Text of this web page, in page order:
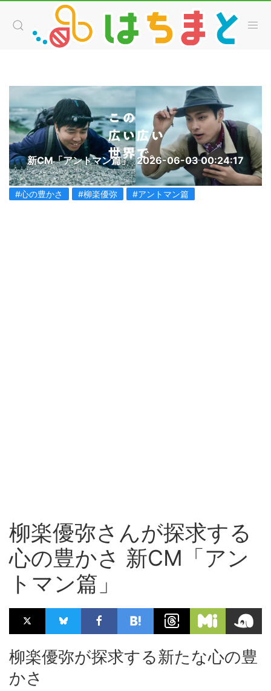
新CM「アントマン篇」 2026-06-03 00:24:17
#心の豊かさ #柳楽優弥 #アントマン篇
柳楽優弥さんが探求する
心の豊かさ 新CM「アン
トマン篇」
柳楽優弥が探求する新たな心の豊
かさ